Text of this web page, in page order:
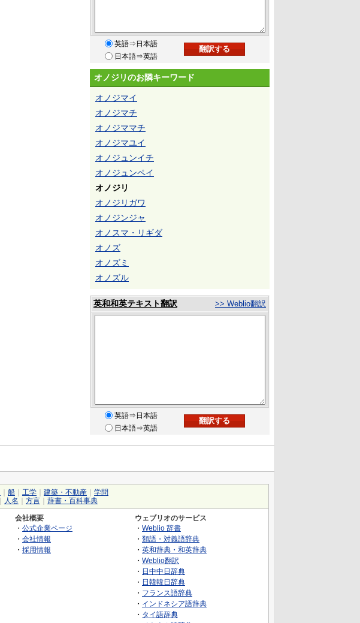
英語⇒日本語
日本語⇒英語
オノジリのお隣キーワード
オノジマイ
オノジマチ
オノジママチ
オノジマユイ
オノジュンイチ
オノジュンペイ
オノジリ
オノジリガワ
オノジンジャ
オノスマ・リギダ
オノズ
オノズミ
オノズル
英和和英テキスト翻訳 >> Weblio翻訳
英語⇒日本語
日本語⇒英語
船 工学 建築・不動産
学問
人名 方言 辞書・百科事典
会社概要
・ 公式企業ページ
・ 会社情報
・ 採用情報
ウェブリオのサービス
・ Weblio 辞書
・ 類語・対義語辞典
・ 英和辞典・和英辞典
・ Weblio翻訳
・ 日中中日辞典
・ 日韓韓日辞典
・ フランス語辞典
・ インドネシア語辞典
・ タイ語辞典